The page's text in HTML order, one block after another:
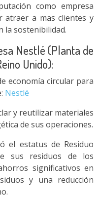
como empresa
atraer a mas clientes y
la sostenibilidad.
Nestlé (Planta de
Unido):
economía circular para
Nestlé
y reutilizar materiales
de sus operaciones.
el estatus de Residuo
sus residuos de los
significativos en
y una reducción